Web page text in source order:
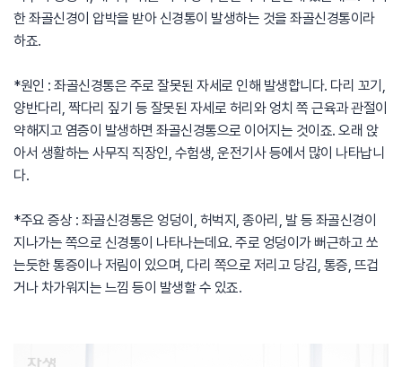
한 좌골신경이 압박을 받아 신경통이 발생하는 것을 좌골신경통이라
하죠.
*원인 : 좌골신경통은 주로 잘못된 자세로 인해 발생합니다. 다리 꼬기,
양반다리, 짝다리 짚기 등 잘못된 자세로 허리와 엉치 쪽 근육과 관절이
약해지고 염증이 발생하면 좌골신경통으로 이어지는 것이죠. 오래 앉
아서 생활하는 사무직 직장인, 수험생, 운전기사 등에서 많이 나타납니
다.
*주요 증상 : 좌골신경통은 엉덩이, 허벅지, 종아리, 발 등 좌골신경이
지나가는 쪽으로 신경통이 나타나는데요. 주로 엉덩이가 뻐근하고 쏘
는듯한 통증이나 저림이 있으며, 다리 쪽으로 저리고 당김, 통증, 뜨겁
거나 차가워지는 느낌 등이 발생할 수 있죠.